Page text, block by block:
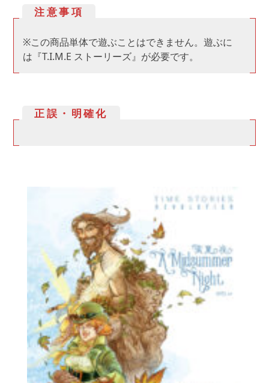
注意事項
※この商品単体で遊ぶことはできません。遊ぶに
は『T.I.M.E ストーリーズ』が必要です。
正誤・明確化